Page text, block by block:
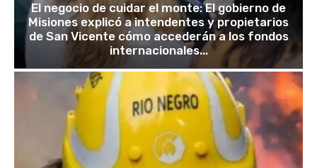
El negocio de cuidar el monte: El gobierno de
Misiones explicó a intendentes y propietarios
de San Vicente cómo accederán a los fondos
internacionales...